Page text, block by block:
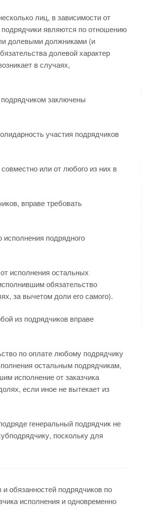
лиц, в зависимости от
являются по отношению
долевыми должниками (и
долевой характер
в случаях,
заключены
участия подрядчиков
или от любого из них в
вправе требовать
исполнения подрядного
исполнения остальных
обязательство
за вычетом доли его самого).
из подрядчиков вправе
по оплате любому подрядчику
остальным подрядчикам,
исполнение от заказчика
если иное не вытекает из
генеральный подрядчик не
поскольку для
обязанностей подрядчиков по
исполнения и одновременно